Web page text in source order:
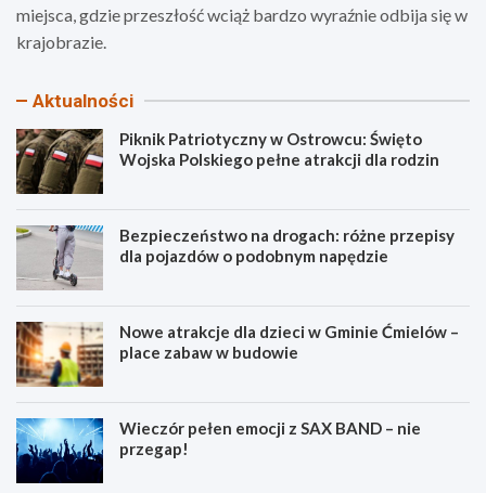
miejsca, gdzie przeszłość wciąż bardzo wyraźnie odbija się w
krajobrazie.
Aktualności
Piknik Patriotyczny w Ostrowcu: Święto
Wojska Polskiego pełne atrakcji dla rodzin
Bezpieczeństwo na drogach: różne przepisy
dla pojazdów o podobnym napędzie
Nowe atrakcje dla dzieci w Gminie Ćmielów –
place zabaw w budowie
Wieczór pełen emocji z SAX BAND – nie
przegap!
P
B